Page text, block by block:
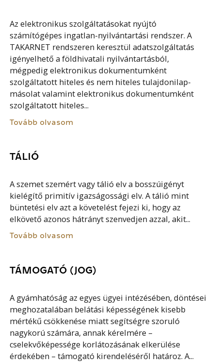
Az elektronikus szolgáltatásokat nyújtó
számítógépes ingatlan-nyilvántartási rendszer. A
TAKARNET rendszeren keresztül adatszolgáltatás
igényelhető a földhivatali nyilvántartásból,
mégpedig elektronikus dokumentumként
szolgáltatott hiteles és nem hiteles tulajdonilap-
másolat valamint elektronikus dokumentumként
szolgáltatott hiteles...
Tovább olvasom
TÁLIÓ
A szemet szemért vagy tálió elv a bosszúigényt
kielégítő primitív igazságossági elv. A tálió mint
büntetési elv azt a követelést fejezi ki, hogy az
elkövető azonos hátrányt szenvedjen azzal, akit...
Tovább olvasom
TÁMOGATÓ (JOG)
A gyámhatóság az egyes ügyei intézésében, döntései
meghozatalában belátási képességének kisebb
mértékű csökkenése miatt segítségre szoruló
nagykorú számára, annak kérelmére –
cselekvőképessége korlátozásának elkerülése
érdekében – támogató kirendeléséről határoz. A...